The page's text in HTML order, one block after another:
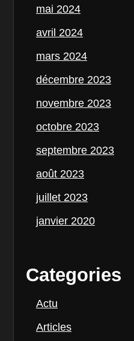
mai 2024
avril 2024
mars 2024
décembre 2023
novembre 2023
octobre 2023
septembre 2023
août 2023
juillet 2023
janvier 2020
Categories
Actu
Articles